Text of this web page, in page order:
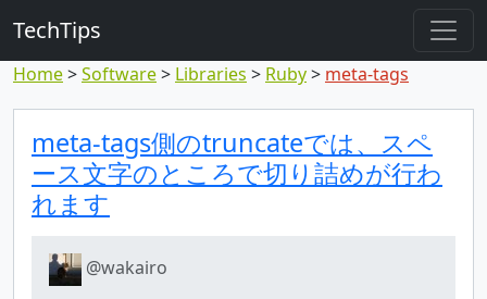
TechTips
Home Software Libraries Ruby meta-tags
対象のコメント
トピックと対象コメント
meta-tags側のtruncateでは、スペ
ース文字のところで切り詰めが行わ
れます
@wakairo